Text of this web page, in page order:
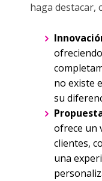
haga destacar,
no existe
su
ofrece un
clientes,
una